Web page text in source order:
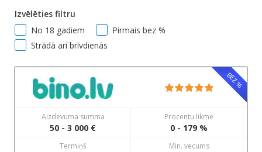
Izvēlēties filtru
No 18 gadiem
Pirmais bez %
Strādā arī brīvdienās
BEZ %
Aizdevuma summa
50 - 3 000 €
Procentu likme
0 - 179 %
Termiņš Min. vecums